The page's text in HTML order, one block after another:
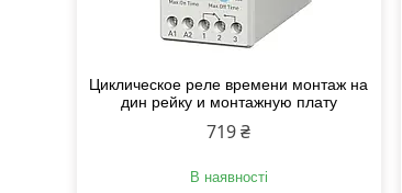
Циклическое реле времени монтаж на
дин рейку и монтажную плату
719 ₴
В наявності